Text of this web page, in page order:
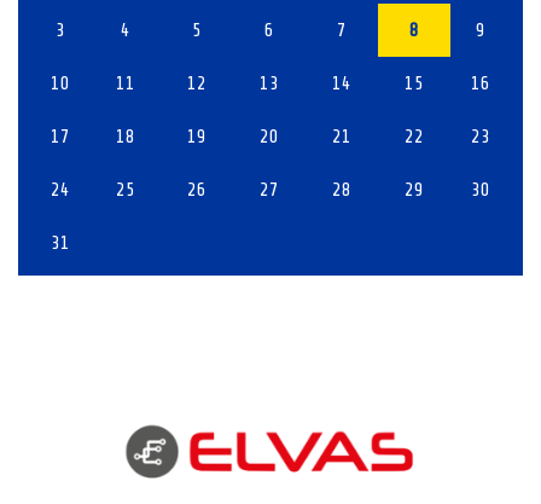
3 4 5 6 7 8 9
10 11 12 13 14 15 16
17 18 19 20 21 22 23
24 25 26 27 28 29 30
31